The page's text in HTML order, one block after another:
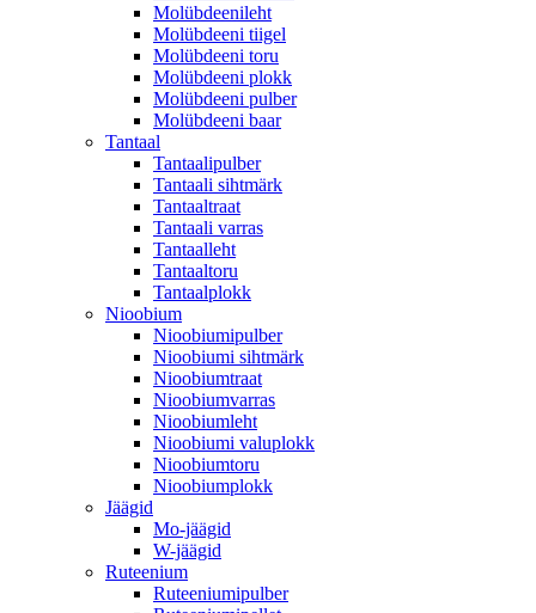
Molübdeenileht
Molübdeeni tiigel
Molübdeeni toru
Molübdeeni plokk
Molübdeeni pulber
Molübdeeni baar
Tantaal
Tantaalipulber
Tantaali sihtmärk
Tantaaltraat
Tantaali varras
Tantaalleht
Tantaaltoru
Tantaalplokk
Nioobium
Nioobiumipulber
Nioobiumi sihtmärk
Nioobiumtraat
Nioobiumvarras
Nioobiumleht
Nioobiumi valuplokk
Nioobiumtoru
Nioobiumplokk
Jäägid
Mo-jäägid
W-jäägid
Ruteenium
Ruteeniumipulber